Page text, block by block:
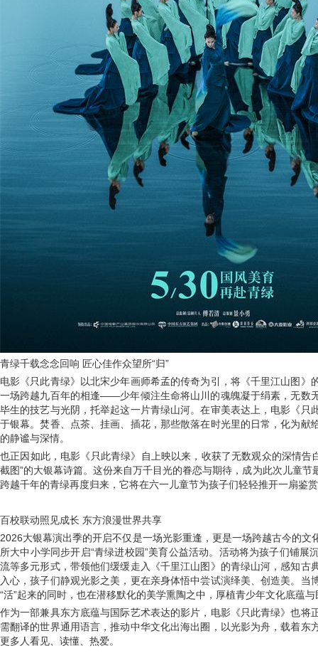
青绿千载念念回响 匠心佳作众望所“归”
电影《只此青绿》以北宋少年画师希孟的传奇为引，将《千里江山图》
一场跨越九百年的相逢——少年倾注生命将山川的魂魄凝于绢素，无数
毕生的技艺与光阴，托举起这一片青绿山河。在审美表达上，电影《只
于银幕。焚香、点茶、挂画、插花，那些散落在时光里的日常，化为献
的静谧与深情。
也正因如此，电影《只此青绿》自上映以来，收获了无数观众的深情告
截图”的大银幕诗篇。这份来自万千目光的眷恋与期待，成为此次儿童
跨越千年的青绿再度归来，它将在六一儿童节为孩子们轻轻推开一扇鉴
百校联动照见成长 东方浪漫世界共享
2026大银幕演出季的开启不仅是一场光影重逢，更是一场跨越古今的
所大中小学同步开启“青绿进校园”美育公益活动。活动将为孩子们铺展
流等多元形式，带领他们缓缓走入《千里江山图》的青绿山河，感知古
入心，孩子们静观光影之美，更在亲身体悟中尝试演绎美、创造美。
“活”起来的同时，也在潜移默化的美学熏陶之中，厚植青少年文化底蕴
作为一部兼具东方底蕴与国际艺术表达的影片，电影《只此青绿》也将
需翻译的世界通用语言，推动中华文化出海出圈，以光影为舟，载着东
更多人看见、读懂、热爱。